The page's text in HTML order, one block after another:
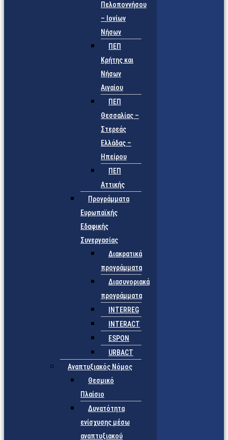
Πελοποννήσου
– Ιονίων
Νήσων
ΠΕΠ
Κρήτης και
Νήσων
Αιγαίου
ΠΕΠ
Θεσσαλίας –
Στερεάς
Ελλάδας –
Ηπείρου
ΠΕΠ
Αττικής
Προγράμματα
Ευρωπαϊκής
Εδαφικής
Συνεργασίας
Διακρατικά
προγράμματα
Διασυνοριακά
προγράμματα
INTERREG
INTERACT
ESPON
URBACT
Αναπτυξιακός Νόμος
Θεσμικό
Πλαίσιο
Δυνατότητα
ενίσχυσης μέσω
αναπτυξιακού